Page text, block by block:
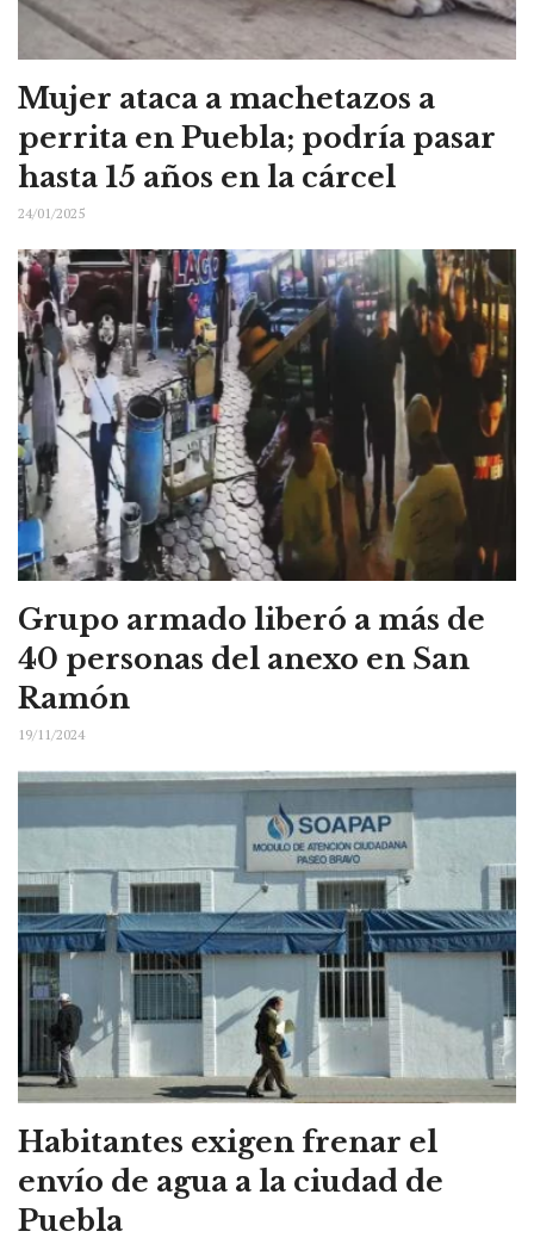
Mujer ataca a machetazos a
perrita en Puebla; podría pasar
hasta 15 años en la cárcel
24/01/2025
Grupo armado liberó a más de
40 personas del anexo en San
Ramón
19/11/2024
Habitantes exigen frenar el
envío de agua a la ciudad de
Puebla